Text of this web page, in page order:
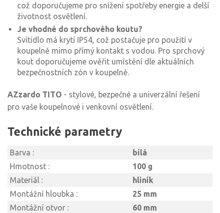
což doporučujeme pro snížení spotřeby energie a delší
životnost osvětlení.
Je vhodné do sprchového koutu?
Svítidlo má krytí IP54, což postačuje pro použití v
koupelně mimo přímý kontakt s vodou. Pro sprchový
kout doporučujeme ověřit umístění dle aktuálních
bezpečnostních zón v koupelně.
AZzardo TITO - stylové, bezpečné a univerzální řešení
pro vaše koupelnové i venkovní osvětlení.
Technické parametry
Barva :
bílá
Hmotnost :
100 g
Materiál :
hliník
Montážní hloubka :
25 mm
Montážní otvor :
60 mm